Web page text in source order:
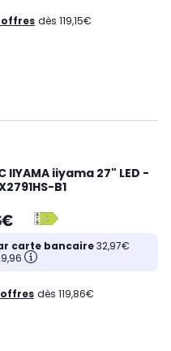
offres dès 119,15€
IIYAMA iiyama 27" LED -
B1
carte bancaire32,97€
dès 119,86€